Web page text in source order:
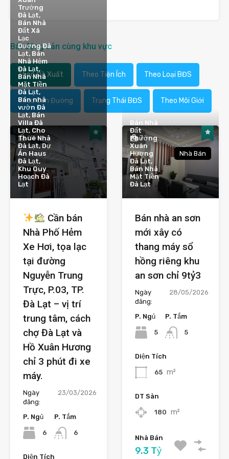
Bất động sản cùng khu vực
Theo Đề Xuất Theo Tiện Ích Theo Loại BĐS
Theo Con Đường Trạng Thái BĐS Theo Môi Giới
11
Trường
Đà Lạt,
Bán Nhà
Đất Xã
Lạc
Dương Đà
Lạt, Bán
Nhà Hẻm
Đà Lạt,
Bán Nhà
Mặt Tiền
Đà Lạt,
Bán nhà
vườn Đà
Lạt, Bán
Villa Đà
Lạt, Cho
Thuê Nhà
Đà Lạt, Dự
Án Haus
Đà Lạt,
Khu Quy
Hoạch Đà
Lạt
Cần bán
Nhà Phố Hẻm
Xe Hơi, tọa lạc
tại đường
Nguyễn Trung
Trực, P.03, TP.
Đà Lạt – vị trí
trung tâm, cách
chợ Đà Lạt và
Hồ Xuân Hương
chỉ 3 phút đi xe
máy.
Ngày
đăng:
23/03/2026
P. Ngủ
6
P. Tắm
6
Diện Tích
7
Bán Nhà
Đất
Phường
Xuân
Hương
Đà Lạt,
Bán Nhà
Mặt Tiền
Đà Lạt
Nhà Bán
Bán nhà an sơn
mới xây có
thang máy sổ
hồng riêng khu
an sơn chỉ 9tỷ3
Ngày
đăng:
28/05/2026
P. Ngủ
5
P. Tắm
5
Diện Tích
65 m²
DT Sàn
180 m²
Nhà Bán
9.3 Tỷ